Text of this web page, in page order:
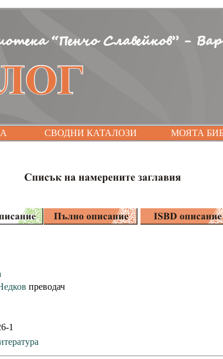
СВОДНИ КАТАЛОЗИ МОЯТА
преводач
1